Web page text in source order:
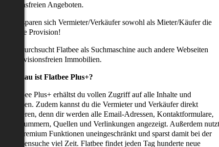
Angeboten.
uns sparen sich Vermieter/Verkäufer sowohl als Mieter/Käufer die
Provision!
durchsucht Flatbee als Suchmaschine auch andere Webseiten
provisionsfreien Immobilien.
genau ist Flatbee Plus+?
Flatbee Plus+ erhältst du vollen Zugriff auf alle Inhalte und
Zudem kannst du die Vermieter und Verkäufer direkt
denn dir werden alle Email-Adressen, Kontaktformulare,
Quellen und Verlinkungen angezeigt. Außerdem nutzt
alle Premium Funktionen uneingeschränkt und sparst damit bei der
viel Zeit. Flatbee findet jeden Tag hunderte neue